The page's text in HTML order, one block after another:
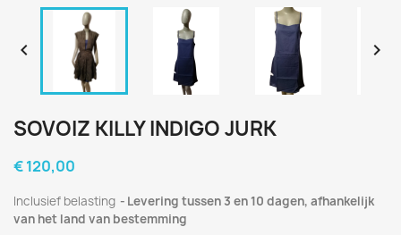
 
SOVOIZ KILLY INDIGO JURK
€ 120,00
Inclusief belasting
Levering tussen 3 en 10 dagen, afhankelijk
van het land van bestemming